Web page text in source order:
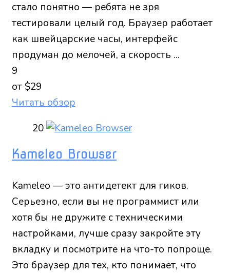
стало понятно — ребята не зря
тестировали целый год. Браузер работает
как швейцарские часы, интерфейс
продуман до мелочей, а скорость ...
9
от $29
Читать обзор
20
Kameleo Browser
Kameleo — это антидетект для гиков.
Серьезно, если вы не программист или
хотя бы не дружите с техническими
настройками, лучше сразу закройте эту
вкладку и посмотрите на что-то попроще.
Это браузер для тех, кто понимает, что